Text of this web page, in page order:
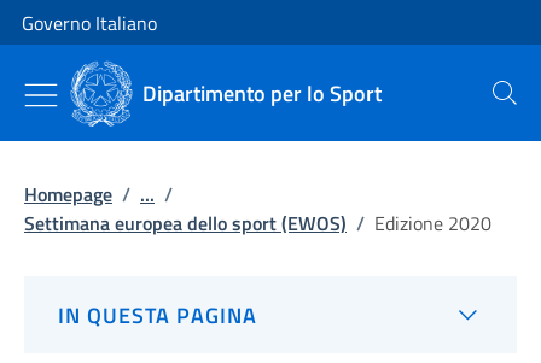
Vai al contenuto
Vai alla navigazione del sito
Governo Italiano
Dipartimento per lo Sport Cerca
Homepage / ... /
Settimana europea dello sport (EWOS) / Edizione 2020
IN QUESTA PAGINA